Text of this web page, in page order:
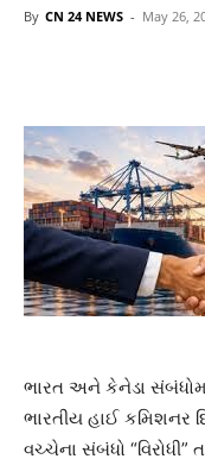
By CN 24 NEWS - May 26,
ભારત અને કેનેડા
ભારતીય હાઈ કમિશનર
વચ્ચેના સંબંધો “વિરોધી”